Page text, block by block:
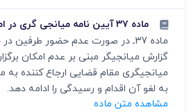
ماده ۳۷ آیین نامه میانجی گری در امور کیفری
ماده 37ـ در صورت عدم حضور
گزارش میانجی‏گر مبنی بر عدم امکان
میانجی‏گری مقام قضایی ارجاع کننده به
به لغو آن اقدام و رسیدگی را ادامه دهد.
مشاهده متن ماده